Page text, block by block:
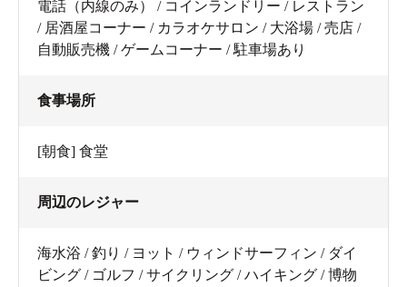
電話（内線のみ） / コインランドリー / レストラン
/ 居酒屋コーナー / カラオケサロン / 大浴場 / 売店 /
自動販売機 / ゲームコーナー / 駐車場あり
食事場所
[朝食] 食堂
周辺のレジャー
海水浴 / 釣り / ヨット / ウィンドサーフィン / ダイ
ビング / ゴルフ / サイクリング / ハイキング / 博物